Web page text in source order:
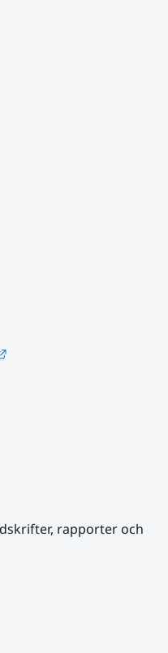
rapporter och